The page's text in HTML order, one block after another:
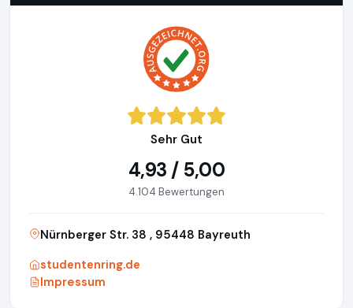
Sehr Gut
4,93 / 5,00
4.104 Bewertungen
Nürnberger Str. 38 , 95448 Bayreuth
studentenring.de
Impressum